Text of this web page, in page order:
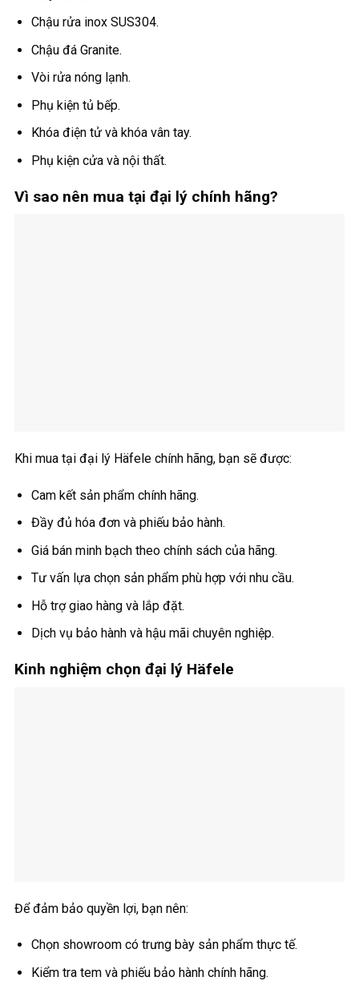
Chậu rửa inox SUS304.
Chậu đá Granite.
Vòi rửa nóng lạnh.
Phụ kiện tủ bếp.
Khóa điện tử và khóa vân tay.
Phụ kiện cửa và nội thất.
Vì sao nên mua tại đại lý chính hãng?
Khi mua tại đại lý Häfele chính hãng, bạn sẽ được:
Cam kết sản phẩm chính hãng.
Đầy đủ hóa đơn và phiếu bảo hành.
Giá bán minh bạch theo chính sách của hãng.
Tư vấn lựa chọn sản phẩm phù hợp với nhu cầu.
Hỗ trợ giao hàng và lắp đặt.
Dịch vụ bảo hành và hậu mãi chuyên nghiệp.
Kinh nghiệm chọn đại lý Häfele
Để đảm bảo quyền lợi, bạn nên:
Chọn showroom có trưng bày sản phẩm thực tế.
Kiểm tra tem và phiếu bảo hành chính hãng.